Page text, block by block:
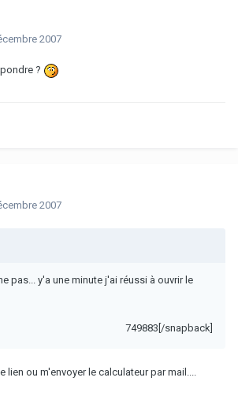
2007
?
2007
pas... y'a une minute j'ai réussi à ouvrir le
749883[/snapback]
lien ou m'envoyer le calculateur par mail....